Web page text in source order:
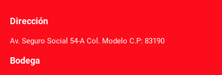
Dirección
Av. Seguro Social 54-A Col. Modelo C.P: 83190
Bodega